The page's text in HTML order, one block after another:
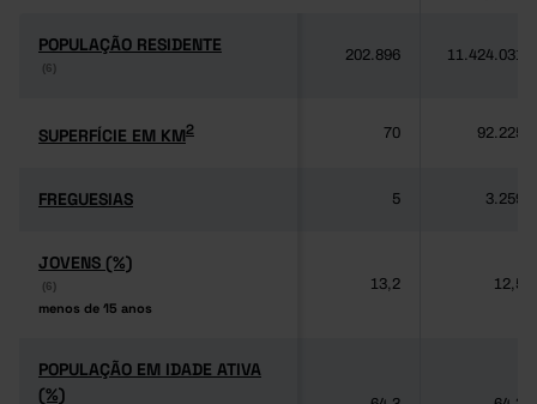
POPULAÇÃO RESIDENTE
(6)
POPULAÇÃO RESIDENTE
(6)
202.896 11.424.031
SUPERFÍCIE EM KM2
SUPERFÍCIE EM KM2 70 92.225
FREGUESIAS
FREGUESIAS 5 3.259
JOVENS (%)
(6)
menos de 15 anos
JOVENS (%)
(6)
menos de 15 anos
13,2 12,5
POPULAÇÃO EM IDADE ATIVA
(%)
POPULAÇÃO EM IDADE ATIVA
(%)